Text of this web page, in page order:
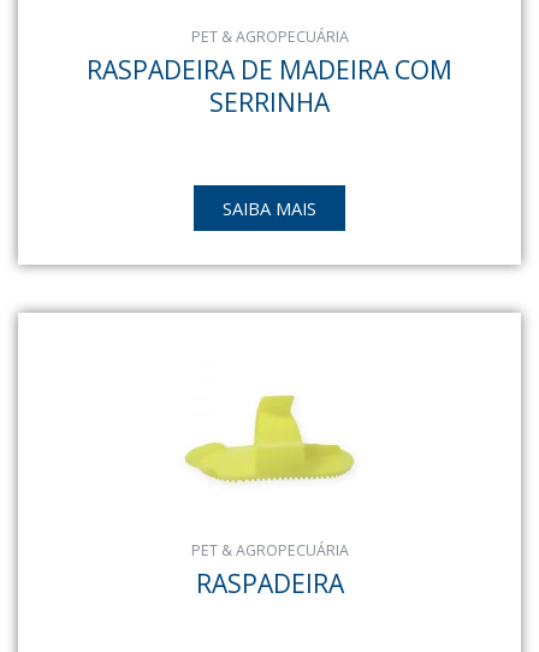
PET & AGROPECUÁRIA
RASPADEIRA DE MADEIRA COM
SERRINHA
SAIBA MAIS
PET & AGROPECUÁRIA
RASPADEIRA